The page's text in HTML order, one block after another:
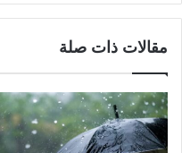
مقالات ذات صلة